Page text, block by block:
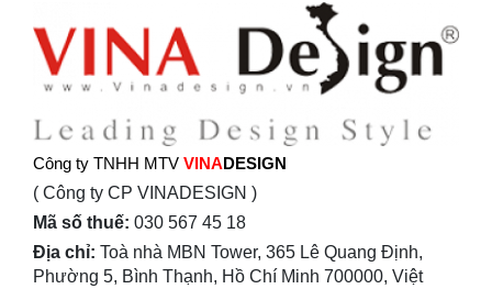
Công ty TNHH MTV VINADESIGN
( Công ty CP VINADESIGN )
Mã số thuế: 030 567 45 18
Địa chỉ: Toà nhà MBN Tower, 365 Lê Quang Định,
Phường 5, Bình Thạnh, Hồ Chí Minh 700000, Việt